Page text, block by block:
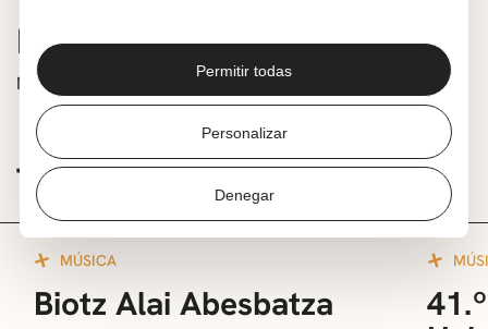
Permitir todas
Personalizar
Denegar
INFORMACIÓN
Marchin’ band
TE PUEDE INTERESAR
MÚSICA
Biotz Alai Abesbatza